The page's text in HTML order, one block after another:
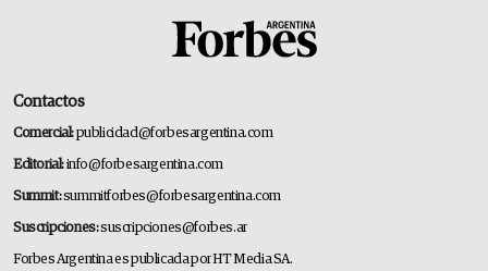
Contactos
Comercial:publicidad@forbesargentina.com
Editorial:info@forbesargentina.com
Summit:summitforbes@forbesargentina.com
Suscripciones:suscripciones@forbes.ar
Forbes Argentina es publicada por HT Media SA.